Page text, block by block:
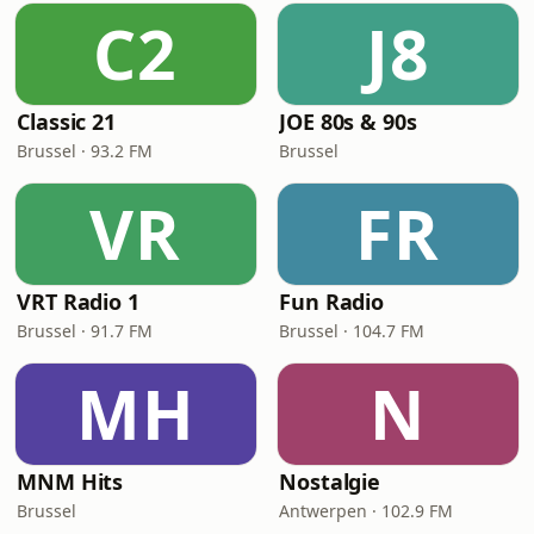
C2
Classic 21
Brussel · 93.2 FM
J8
JOE 80s & 90s
Brussel
VR
VRT Radio 1
Brussel · 91.7 FM
FR
Fun Radio
Brussel · 104.7 FM
MH
MNM Hits
Brussel
N
Nostalgie
Antwerpen · 102.9 FM